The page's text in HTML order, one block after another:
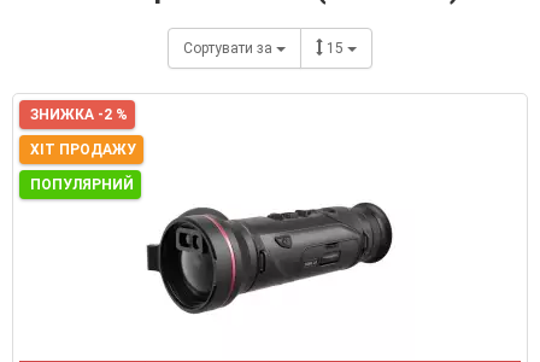
Сортувати за 15
ЗНИЖКА -2 %
ХІТ ПРОДАЖУ
ПОПУЛЯРНИЙ